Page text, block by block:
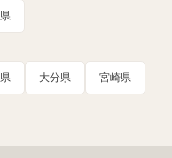
大分県 宮崎県